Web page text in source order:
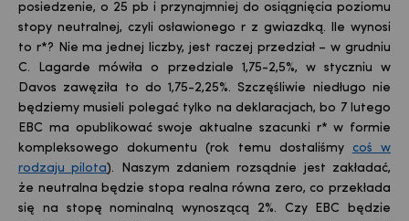
posiedzenie, o 25 pb i przynajmniej do osiągnięcia poziomu
stopy neutralnej, czyli osławionego r z gwiazdką. Ile wynosi
to r*? Nie ma jednej liczby, jest raczej przedział – w grudniu
C. Lagarde mówiła o przedziale 1,75-2,5%, w styczniu w
Davos zawęziła to do 1,75-2,25%. Szczęśliwie niedługo nie
będziemy musieli polegać tylko na deklaracjach, bo 7 lutego
EBC ma opublikować swoje aktualne szacunki r* w formie
kompleksowego dokumentu (rok temu dostaliśmy coś w
rodzaju pilota). Naszym zdaniem rozsądnie jest zakładać,
że neutralna będzie stopa realna równa zero, co przekłada
się na stopę nominalną wynoszącą 2%. Czy EBC będzie